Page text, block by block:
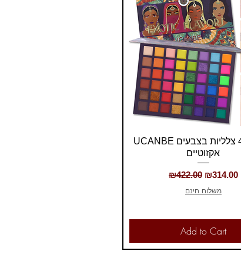
Quick View
UCANBE פלטה 48 צלליות בצבעים
אקזוטיים
Regular Price
₪422.00 Sale Price
₪314.00
משלוח חינם
Add to Cart